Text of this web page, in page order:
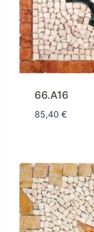
66.A16
85,40 €